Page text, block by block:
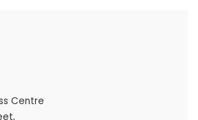
Centre